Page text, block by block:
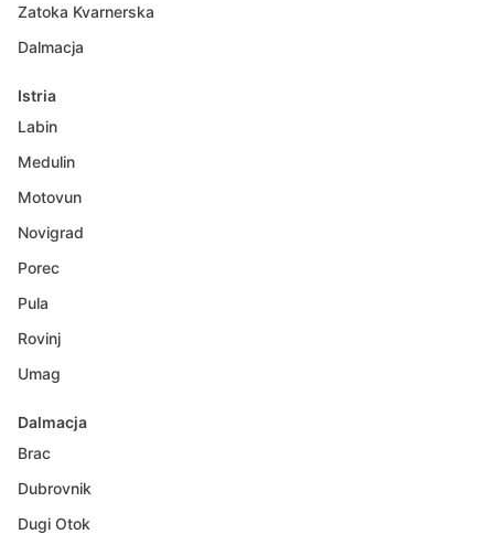
Zatoka Kvarnerska
Dalmacja
Istria
Labin
Medulin
Motovun
Novigrad
Porec
Pula
Rovinj
Umag
Dalmacja
Brac
Dubrovnik
Dugi Otok